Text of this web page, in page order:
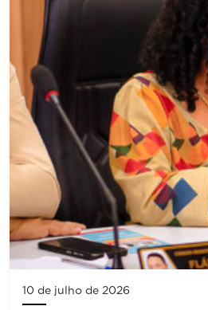
10 de julho de 2026